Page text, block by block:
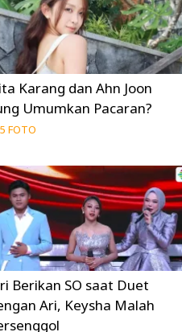
Karang dan Ahn Joon
Umumkan Pacaran?
5 FOTO
Berikan SO saat Duet
Ari, Keysha Malah